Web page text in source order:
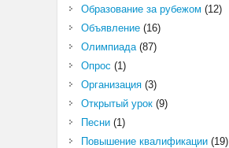
Образование за рубежом (12)
Объявление(16)
Олимпиада(87)
Опрос (1)
Организация(3)
Открытый урок(9)
Песни(1)
Повышение квалификации(19)